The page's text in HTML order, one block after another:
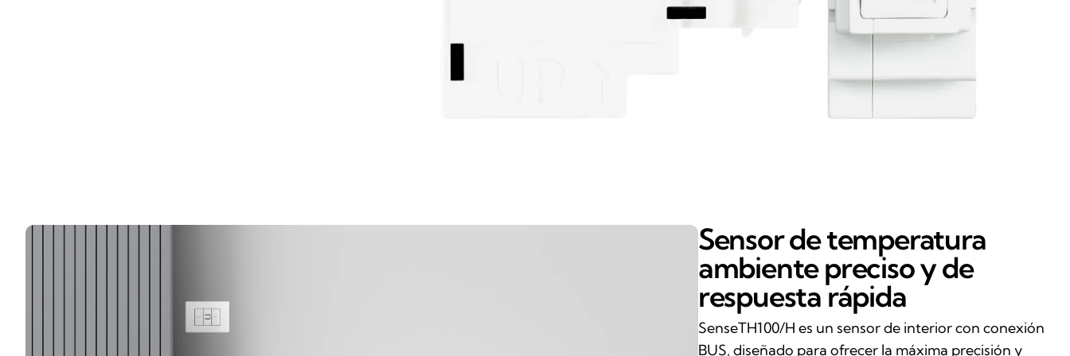
Sensor de temperatura
ambiente preciso y de
respuesta rápida
SenseTH100/H es un sensor de interior con conexión
BUS, diseñado para ofrecer la máxima precisión y